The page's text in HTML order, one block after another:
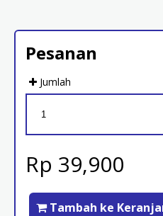
Pesanan
Jumlah
Rp 39,900
Tambah ke